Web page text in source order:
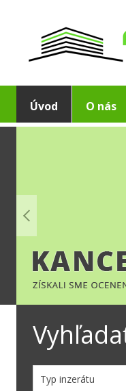
Úvod O nás
Typ inzerátu